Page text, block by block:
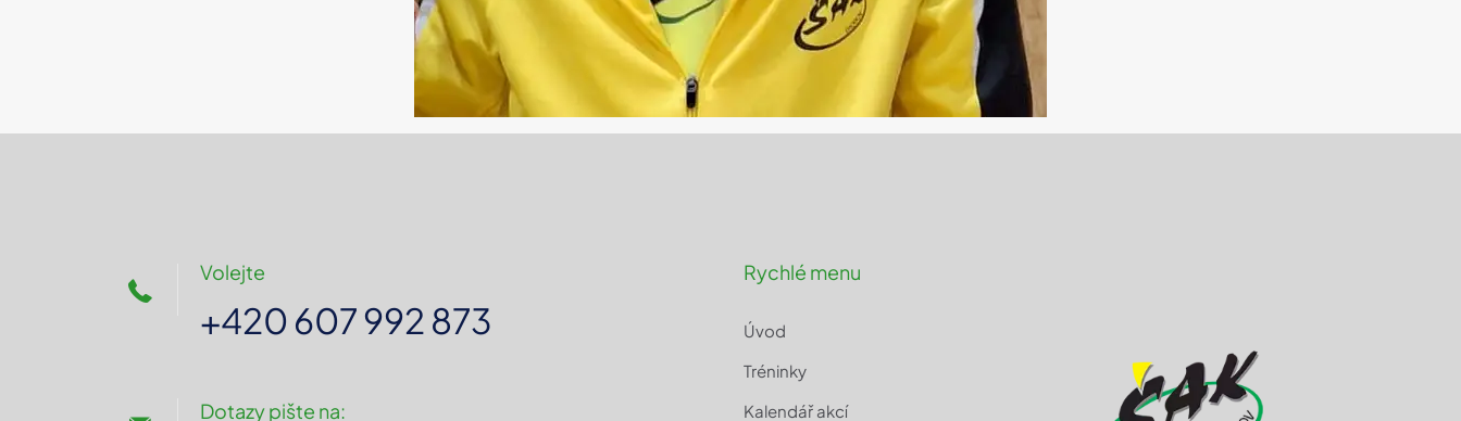
Volejte
+420 607 992 873
Dotazy pište na:
Rychlé menu
Úvod
Tréninky
Kalendář akcí